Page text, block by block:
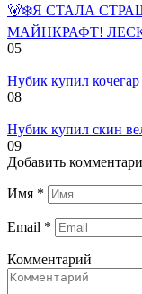
🐻‍❄️Я СТАЛА
МАЙНКРАФТ!
05
Нубик купил
08
Нубик купил скин
09
Добавить
Имя *
Email *
Комментарий